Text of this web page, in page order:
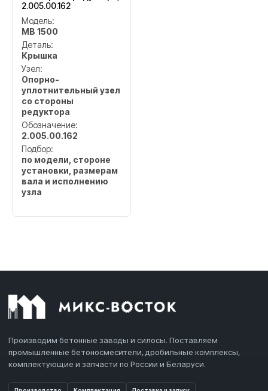
2.005.00.162
Модель:
MB 1500
Деталь:
Крышка
Узел:
Опорно-
уплотнительный узел
со стороны
редуктора
Обозначение:
2.005.00.162
Подбор:
по модели, стороне
установки, размерам
вала и исполнению
узла
Производим бетонные заводы и силосы. Поставляем
промышленные бетоносмесители, дробильные комплексы,
комплектующие и запчасти по России и Беларуси.